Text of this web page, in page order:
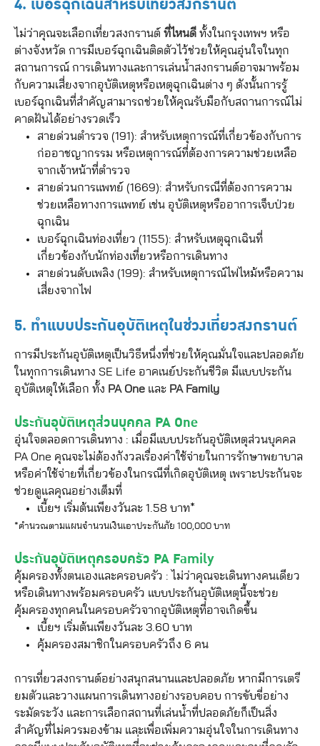
ไม่ว่าคุณจะเลือกเที่ยวสงกรานต์ ที่ไหนดี ทั้งในกรุงเทพฯ หรือ
ต่างจังหวัด การมีเบอร์ฉุกเฉินติดตัวไว้ช่วยให้คุณอุ่นใจในทุก
สถานการณ์ การเดินทางและการเล่นน้ำสงกรานต์อาจมาพร้อม
กับความเสี่ยงจากอุบัติเหตุหรือเหตุฉุกเฉินต่าง ๆ ดังนั้นการรู้
เบอร์ฉุกเฉินที่สำคัญสามารถช่วยให้คุณรับมือกับสถานการณ์ไม่
คาดฝันได้อย่างรวดเร็ว
สายด่วนตำรวจ (191): สำหรับเหตุการณ์ที่เกี่ยวข้องกับการ
ก่ออาชญากรรม หรือเหตุการณ์ที่ต้องการความช่วยเหลือ
จากเจ้าหน้าที่ตำรวจ
สายด่วนการแพทย์ (1669): สำหรับกรณีที่ต้องการความ
ช่วยเหลือทางการแพทย์ เช่น อุบัติเหตุหรืออาการเจ็บป่วย
ฉุกเฉิน
เบอร์ฉุกเฉินท่องเที่ยว (1155): สำหรับเหตุฉุกเฉินที่
เกี่ยวข้องกับนักท่องเที่ยวหรือการเดินทาง
สายด่วนดับเพลิง (199): สำหรับเหตุการณ์ไฟไหม้หรือความ
เสี่ยงจากไฟ
5. ทำแบบประกันอุบัติเหตุในช่วงเที่ยวสงกรานต์
การมีประกันอุบัติเหตุเป็นวิธีหนึ่งที่ช่วยให้คุณมั่นใจและปลอดภัย
ในทุกการเดินทาง SE Life อาคเนย์ประกันชีวิต มีแบบประกัน
อุบัติเหตุให้เลือก ทั้ง PA One และ PA Family
ประกันอุบัติเหตุส่วนบุคคล PA One
อุ่นใจตลอดการเดินทาง : เมื่อมีแบบประกันอุบัติเหตุส่วนบุคคล
PA One คุณจะไม่ต้องกังวลเรื่องค่าใช้จ่ายในการรักษาพยาบาล
หรือค่าใช้จ่ายที่เกี่ยวข้องในกรณีที่เกิดอุบัติเหตุ เพราะประกันจะ
ช่วยดูแลคุณอย่างเต็มที่
เบี้ยฯ เริ่มต้นเพียงวันละ 1.58 บาท*
*คำนวณตามแผนจำนวนเงินเอาประกันภัย 100,000 บาท
ประกันอุบัติเหตุครอบครัว PA Family
คุ้มครองทั้งตนเองและครอบครัว : ไม่ว่าคุณจะเดินทางคนเดียว
หรือเดินทางพร้อมครอบครัว แบบประกันอุบัติเหตุนี้จะช่วย
คุ้มครองทุกคนในครอบครัวจากอุบัติเหตุที่อาจเกิดขึ้น
เบี้ยฯ เริ่มต้นเพียงวันละ 3.60 บาท
คุ้มครองสมาชิกในครอบครัวถึง 6 คน
การเที่ยวสงกรานต์อย่างสนุกสนานและปลอดภัย หากมีการเตรี
ยมตัวและวางแผนการเดินทางอย่างรอบคอบ การขับขี่อย่าง
ระมัดระวัง และการเลือกสถานที่เล่นน้ำที่ปลอดภัยก็เป็นสิ่ง
สำคัญที่ไม่ควรมองข้าม และเพื่อเพิ่มความอุ่นใจในการเดินทาง